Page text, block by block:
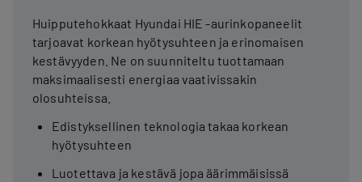
Huipputehokkaat Hyundai HIE -aurinkopaneelit
tarjoavat korkean hyötysuhteen ja erinomaisen
kestävyyden. Ne on suunniteltu tuottamaan
maksimaalisesti energiaa vaativissakin
olosuhteissa.
Edistyksellinen teknologia takaa korkean
hyötysuhteen
Luotettava ja kestävä jopa äärimmäisissä